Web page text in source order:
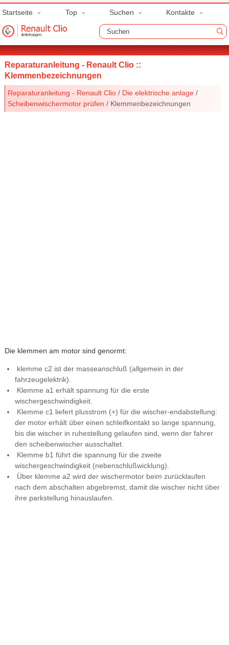
Startseite Top Suchen Kontakte
Reparaturanleitung - Renault Clio ::
Klemmenbezeichnungen
Reparaturanleitung - Renault Clio / Die elektrische anlage /
Scheibenwischermotor prüfen / Klemmenbezeichnungen
Die klemmen am motor sind genormt:
klemme c2 ist der masseanschluß (allgemein in der
fahrzeugelektrik).
Klemme a1 erhält spannung für die erste
wischergeschwindigkeit.
Klemme c1 liefert plusstrom (+) für die wischer-endabstellung:
der motor erhält über einen schleifkontakt so lange spannung,
bis die wischer in ruhestellung gelaufen sind, wenn der fahrer
den scheibenwischer ausschaltet.
Klemme b1 führt die spannung für die zweite
wischergeschwindigkeit (nebenschlußwicklung).
Über klemme a2 wird der wischermotor beim zurücklaufen
nach dem abschalten abgebremst, damit die wischer nicht über
ihre parkstellung hinauslaufen.